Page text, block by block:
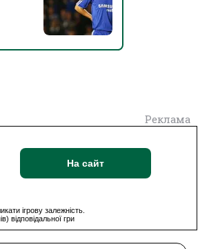
Реклама
На сайт
ігрову залежність.
відповідальної гри